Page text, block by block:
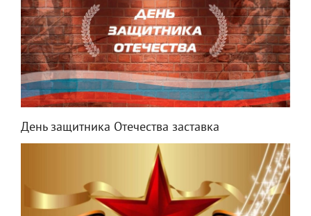
День защитника Отечества заставка